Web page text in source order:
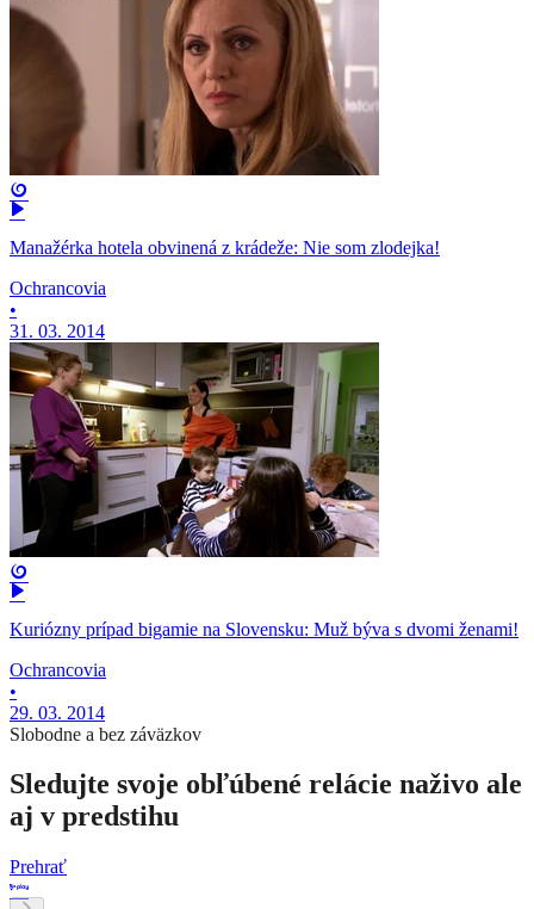
Manažérka hotela obvinená z krádeže: Nie som zlodejka!
Ochrancovia
•
31. 03. 2014
Kuriózny prípad bigamie na Slovensku: Muž býva s dvomi ženami!
Ochrancovia
•
29. 03. 2014
Slobodne a bez záväzkov
Sledujte svoje obľúbené relácie naživo ale
aj v predstihu
Prehrať